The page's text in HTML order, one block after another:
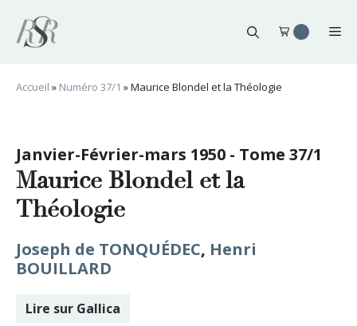
contenu
Accueil » Numéro 37/1 »Maurice Blondel et la Théologie
Janvier-Février-mars 1950 - Tome 37/1
Maurice Blondel et la
Théologie
Joseph de TONQUÉDEC, Henri
BOUILLARD
Lire sur Gallica